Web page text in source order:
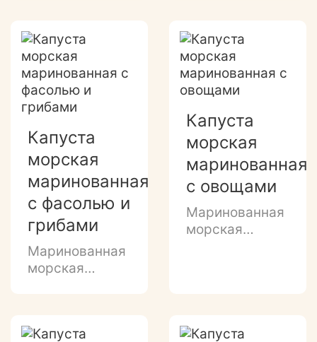
луком в
растительном
масле
масле
Капуста
морская
маринованная
с фасолью и
грибами
Маринованная
морская
и
Капуста
морская
маринованная
с овощами
Маринованная
морская
растительном